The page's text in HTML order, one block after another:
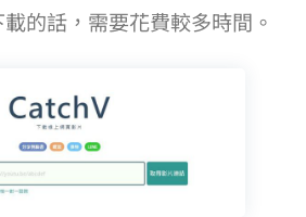
的話，需要花費較多時間。